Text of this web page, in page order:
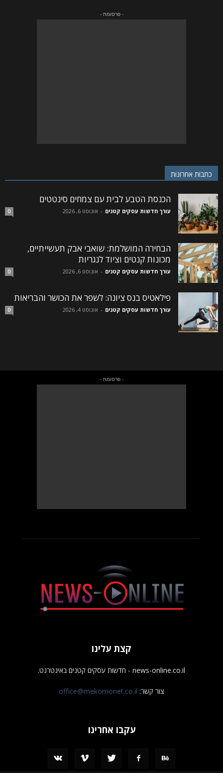
- פרסומת -
כתבות אחרונות
הכנסת הטבע לבית עם צמחים סינטטים
עורך חדשות עסקים קטנים - אוגוסט 6, 2026 0
הבחירה המושלמת: שואבי אבק תעשייתיים,
מכונות קנטים וציוד לנגריות
עורך חדשות עסקים קטנים - אוגוסט 6, 2026 0
פילאטיס בנס ציונה: לשפר את הכושר והבריאות
עורך חדשות עסקים קטנים - אוגוסט 4, 2026 0
- פרסומת -
קצת עלינו
news-online.co.il - חדשות עסקים קטנים באינטרנט.
צור קשר: office@mekomonet.co.il
עקבו אחרינו